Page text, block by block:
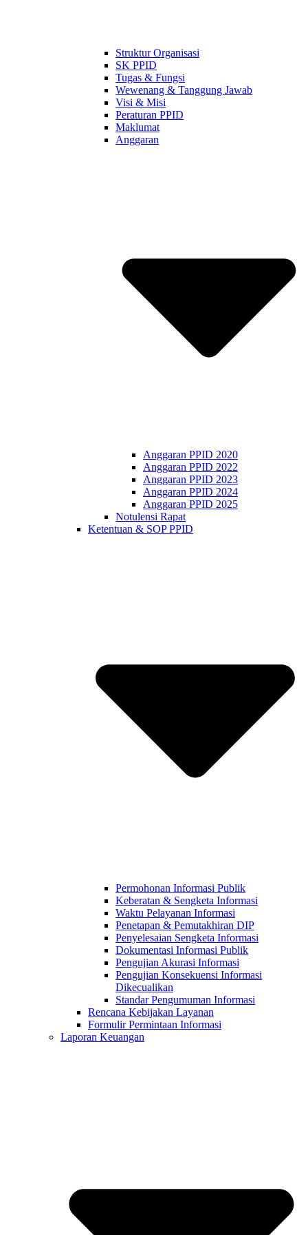
Struktur Organisasi
SK PPID
Tugas & Fungsi
Wewenang & Tanggung Jawab
Visi & Misi
Peraturan PPID
Maklumat
Anggaran
Anggaran PPID 2020
Anggaran PPID 2022
Anggaran PPID 2023
Anggaran PPID 2024
Anggaran PPID 2025
Notulensi Rapat
Ketentuan & SOP PPID
Permohonan Informasi Publik
Keberatan & Sengketa Informasi
Waktu Pelayanan Informasi
Penetapan & Pemutakhiran DIP
Penyelesaian Sengketa Informasi
Dokumentasi Informasi Publik
Pengujian Akurasi Informasi
Pengujian Konsekuensi Informasi
Dikecualikan
Standar Pengumuman Informasi
Rencana Kebijakan Layanan
Formulir Permintaan Informasi
Laporan Keuangan